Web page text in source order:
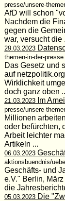
presse/unsere-
AfD will schon
Nachdem die
gegen die
war, versucht die
29.03.2023
themen-in-der-presse
Das Gesetz und
auf
Wirklichkeit
doch ganz oben
21.03.2023Im
presse/unsere-
Millionen
oder befürchten,
Arbeit leichter
Artikeln ...
06.03.2023
aktionsbuendnis/
Geschäfts- und
e.V." Berlin,
die
05.03.2023Die